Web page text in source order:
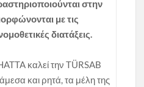
στην
με τις
διατάξεις.
καλεί την TÜRSAB
και ρητά, τα μέλη της